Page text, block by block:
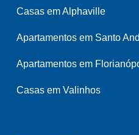
Casas em Alphaville
Apartamentos em Santo
Apartamentos em
Casas em Valinhos